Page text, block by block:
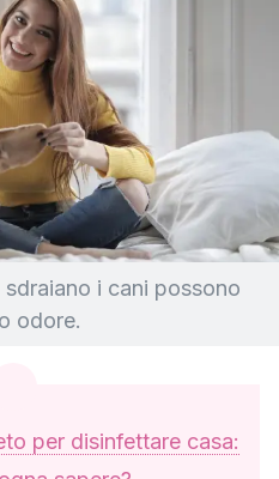
i cani possono
odore.
per disinfettare casa: